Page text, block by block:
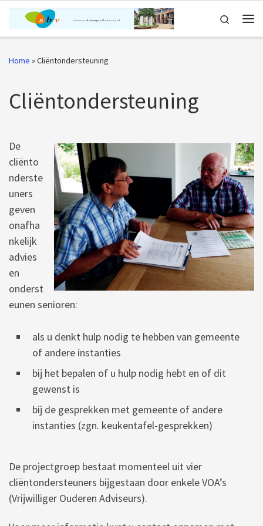
Ga naar inhoud
Search
Home »Cliëntondersteuning
Cliëntondersteuning
De
cliënto
nderste
uners
geven
onafha
nkelijk
advies
en
onderst
eunen senioren:
als u denkt hulp nodig te hebben van gemeente
of andere instanties
bij het bepalen of u hulp nodig hebt en of dit
gewenst is
bij de gesprekken met gemeente of andere
instanties (zgn. keukentafel-gesprekken)
De projectgroep bestaat momenteel uit vier
cliëntondersteuners bijgestaan door enkele VOA’s
(Vrijwilliger Ouderen Adviseurs).